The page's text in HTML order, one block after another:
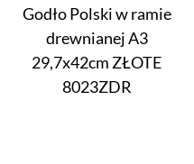
Godło Polski w ramie
drewnianej A3
29,7x42cm ZŁOTE
8023ZDR